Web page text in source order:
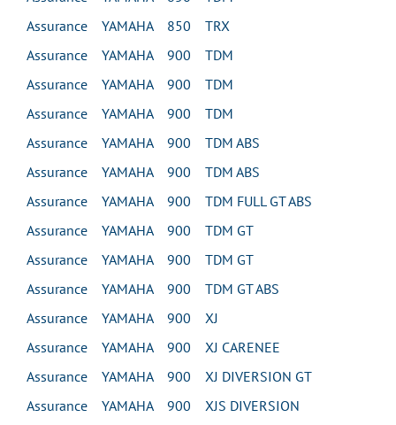
Assurance YAMAHA 850 TRX
Assurance YAMAHA 900 TDM
Assurance YAMAHA 900 TDM
Assurance YAMAHA 900 TDM
Assurance YAMAHA 900 TDM ABS
Assurance YAMAHA 900 TDM ABS
Assurance YAMAHA 900 TDM FULL GT ABS
Assurance YAMAHA 900 TDM GT
Assurance YAMAHA 900 TDM GT
Assurance YAMAHA 900 TDM GT ABS
Assurance YAMAHA 900 XJ
Assurance YAMAHA 900 XJ CARENEE
Assurance YAMAHA 900 XJ DIVERSION GT
Assurance YAMAHA 900 XJS DIVERSION